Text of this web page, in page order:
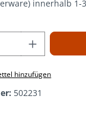
innerhalb 1-3
Gib
hinzufügen
502231